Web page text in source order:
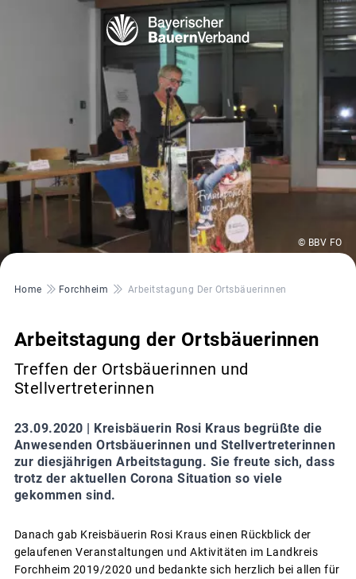
© BBV FO
Pfadnavigation
Home Forchheim Arbeitstagung Der Ortsbäuerinnen
Arbeitstagung der Ortsbäuerinnen
Treffen der Ortsbäuerinnen und
Stellvertreterinnen
23.09.2020 | Kreisbäuerin Rosi Kraus begrüßte die
Anwesenden Ortsbäuerinnen und Stellvertreterinnen
zur diesjährigen Arbeitstagung. Sie freute sich, dass
trotz der aktuellen Corona Situation so viele
gekommen sind.
Danach gab Kreisbäuerin Rosi Kraus einen Rückblick der
gelaufenen Veranstaltungen und Aktivitäten im Landkreis
Forchheim 2019/2020 und bedankte sich herzlich bei allen für